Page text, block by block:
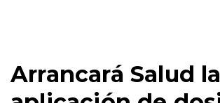
Arrancará Salud la